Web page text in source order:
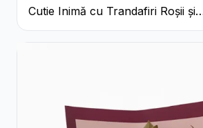
Cutie Inimă cu Trandafiri Roșii și
Raffaello